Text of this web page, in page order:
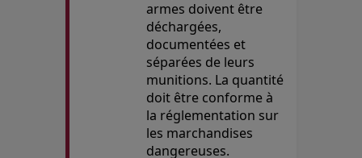
armes doivent être
déchargées,
documentées et
séparées de leurs
munitions. La quantité
doit être conforme à
la réglementation sur
les marchandises
dangereuses.